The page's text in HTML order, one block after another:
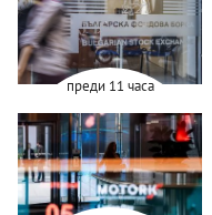
преди 11 часа